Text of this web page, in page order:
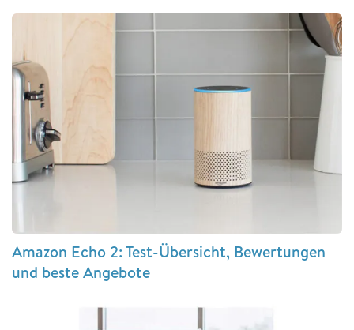
Amazon Echo 2: Test-Übersicht, Bewertungen
und beste Angebote